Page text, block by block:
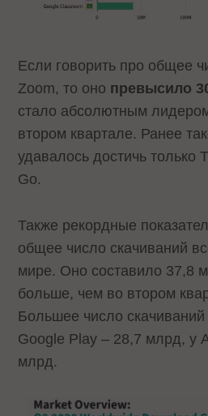
Если говорить про общее
Zoom, то оно превысило
стало абсолютным
втором квартале. Ранее
удавалось достичь только
Go.
Также рекордные
общее число скачиваний
мире. Оно составило 37,8
больше, чем во втором
Большее число скачиваний
Google Play – 28,7 млрд, у
млрд.